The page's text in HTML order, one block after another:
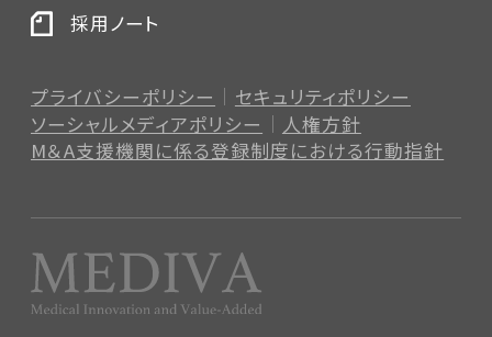
プライバシーポリシー
セキュリティポリシー
ソーシャルメディアポリシー
人権方針
M＆A支援機関に係る登録制度における行動指針
採用ノート